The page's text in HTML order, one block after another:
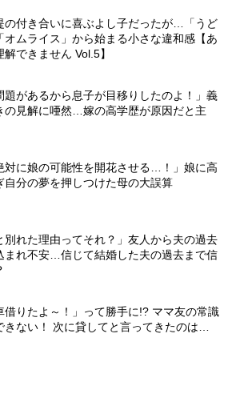
の付き合いに喜ぶよし子だったが…「うど
オムライス」から始まる小さな違和感【あ
解できません Vol.5】
題があるから息子が目移りしたのよ！」義
の見解に唖然…嫁の高学歴が原因だと主
対に娘の可能性を開花させる…！」娘に高
自分の夢を押しつけた母の大誤算
別れた理由ってそれ？」友人から夫の過去
まれ不安…信じて結婚した夫の過去まで信
借りたよ～！」って勝手に!? ママ友の常識
きない！ 次に貸してと言ってきたのは…